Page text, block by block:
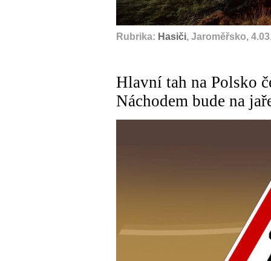
Rubrika: Hasiči, Jaroměřsko,
Hlavní tah na Polsko
Náchodem bude na